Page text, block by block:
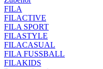
FILA
FILACTIVE
FILA SPORT
FILASTYLE
FILACASUAL
FILA FUSSBALL
FILAKIDS